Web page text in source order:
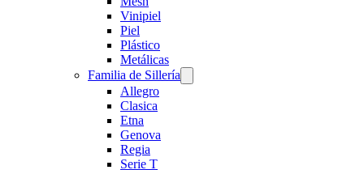
Vinipiel
Piel
Plástico
Metálicas
Familia de Sillería
Allegro
Clasica
Etna
Genova
Regia
Serie T